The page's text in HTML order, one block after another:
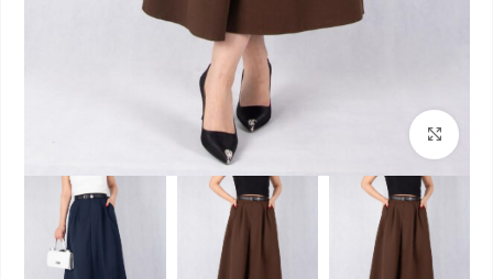
بزرگنمایی تصویر